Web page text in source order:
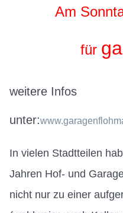
Am
für
weitere Infos
unter:
In vielen Stadtteilen
Jahren Hof- und
nicht nur zu einer